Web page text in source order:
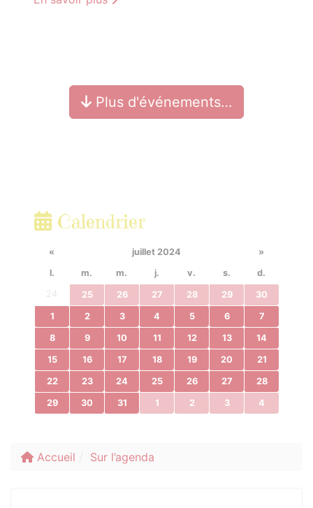
Plus d'événements…
Calendrier
« juillet 2024
»
l.
m. m. j. v. s.
d.
24
25 26 27 28 29 30
1 2 3 4 5 6 7
8 9 10 11 12 13 14
15 16 17 18 19 20 21
22 23 24 25 26 27 28
29 30 31 1 2 3 4
Accueil Sur l’agenda